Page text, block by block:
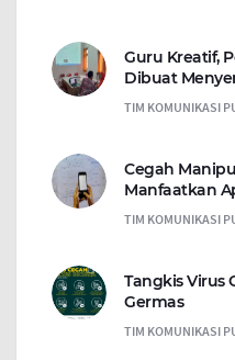
Guru Kreatif,
Dibuat
TIM KOMUNIKASI
Cegah
Manfaatkan
TIM KOMUNIKASI
Tangkis Virus
Germas
TIM KOMUNIKASI